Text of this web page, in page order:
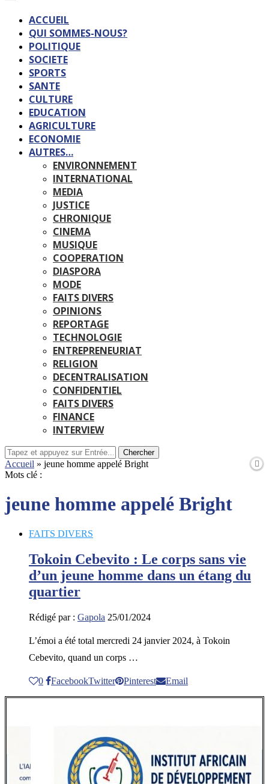
ACCUEIL
QUI SOMMES-NOUS?
POLITIQUE
SOCIETE
SPORTS
SANTE
CULTURE
EDUCATION
AGRICULTURE
ECONOMIE
AUTRES…
ENVIRONNEMENT
INTERNATIONAL
MEDIA
JUSTICE
CHRONIQUE
CINEMA
MUSIQUE
COOPERATION
DIASPORA
MODE
FAITS DIVERS
OPINIONS
REPORTAGE
TECHNOLOGIE
ENTREPRENEURIAT
RELIGION
DECENTRALISATION
CONFIDENTIEL
FAITS DIVERS
FINANCE
INTERVIEW
Chercher
Accueil » jeune homme appelé Bright
Mots clé :
jeune homme appelé Bright
FAITS DIVERS
Tokoin Cebevito : Le corps sans vie
d’un jeune homme dans un étang du
quartier
Rédigé par : Gapola 25/01/2024
L’émoi a été total mercredi 24 janvier 2024, à Tokoin
Cebevito, quand un corps …
0 FacebookTwitter Pinterest Email